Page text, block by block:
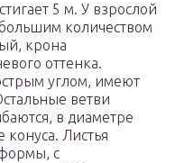
5 м. У взрослой
количеством
крона
оттенка.
углом, имеют
ветви
в диаметре
Листья
с